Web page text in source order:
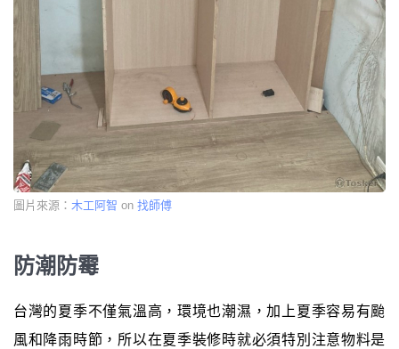
圖片來源： 木工阿智 on 找師傅
防潮防霉
台灣的夏季不僅氣溫高，環境也潮濕，加上夏季容易有颱
風和降雨時節，所以在夏季裝修時就必須特別注意物料是